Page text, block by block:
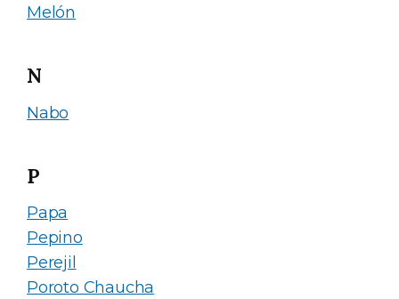
Melón
N
Nabo
P
Papa
Pepino
Perejil
Poroto Chaucha